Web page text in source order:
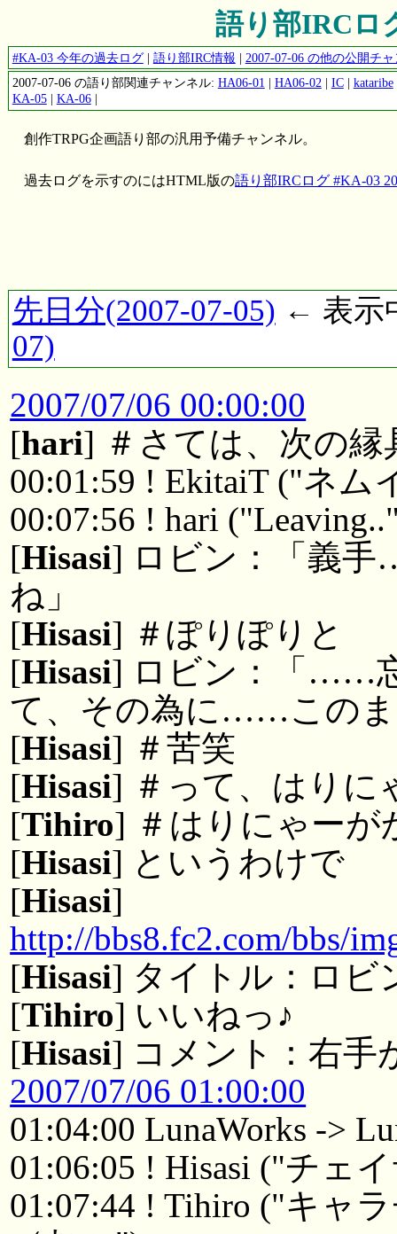
語り部IRCロ
#KA-03 今年の過去ログ| 語り部IRC情報 | 2007-07-06 の他の公開チ
2007-07-06 の語り部関連チャンネル: HA06-01 | HA06-02 | IC| kataribe
KA-05| KA-06|
創作TRPG企画語り部の汎用予備チャンネル。
過去ログを示すのにはHTML版の語り部IRCログ #KA-03
先日分(2007-07-05) ← 表示
07)
2007/07/06 00:00:00
[hari] ＃さては、次の縁
00:01:59 ! EkitaiT ("ネ
00:07:56 ! hari
[Hisasi] ロビン：「義
ね」
[Hisasi] ＃ぽりぽりと
[Hisasi] ロビン：「……
て、その為に……この
[Hisasi] ＃苦笑
[Hisasi] ＃って、はりに
[Tihiro] ＃はりにゃー
[Hisasi] というわけで
[Hisasi]
http://bbs8.fc2.com/bbs/
[Hisasi] タイトル：ロビ
[Tihiro] いいねっ♪
[Hisasi] コメント：右手
2007/07/06 01:00:00
01:04:00 LunaWorks ->
01:06:05 ! Hisasi ("チェ
01:07:44 ! Tihiro ("キャ